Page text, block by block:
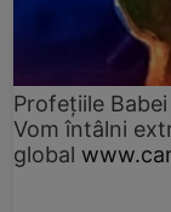
Profețiile
Vom întâlni
global